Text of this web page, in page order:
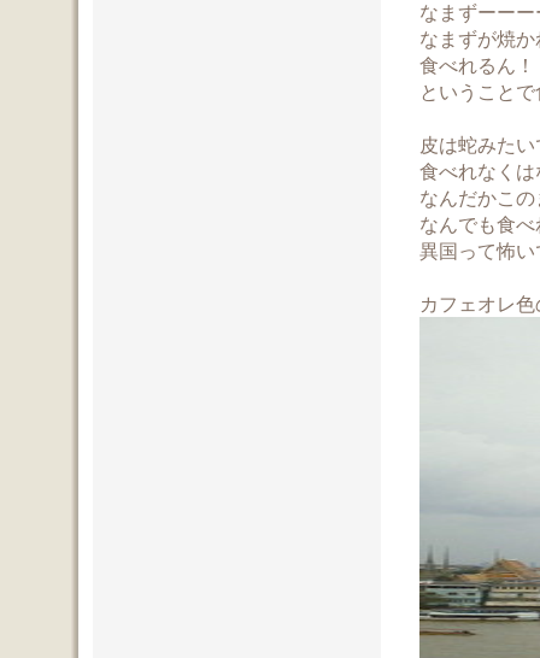
なまずーー
なまずが焼
食べれるん！
ということ
皮は蛇みた
食べれなく
なんだかこ
なんでも食
異国って怖
カフェオレ